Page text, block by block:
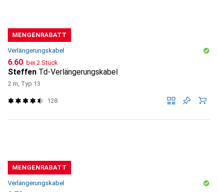
MENGENRABATT
Verlängerungskabel
CHF
6.60 bei 2 Stück
Steffen Td-Verlängerungskabel
2 m, Typ 13
128
MENGENRABATT
Verlängerungskabel